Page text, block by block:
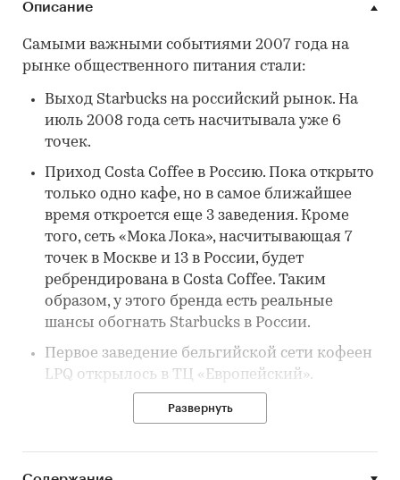
Описание
Самыми важными событиями 2007 года на
рынке общественного питания стали:
Выход Starbucks на российский рынок. На
июль 2008 года сеть насчитывала уже 6
точек.
Приход Costa Coffee в Россию. Пока открыто
только одно кафе, но в самое ближайшее
время откроется еще 3 заведения. Кроме
того, сеть «Мока Лока», насчитывающая 7
точек в Москве и 13 в России, будет
ребрендирована в Costa Coffee. Таким
образом, у этого бренда есть реальные
шансы обогнать Starbucks в России.
Первое заведение бельгийской сети кофеен
LPQ открылось в ТЦ «Европейский».
Французская сеть быстрого обслуживания
Quick, совместно с ГК «Ташир», объявила о
своем выходе на отечественный рынок.
Развернуть